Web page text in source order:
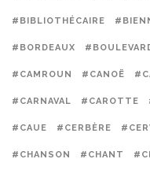
#BIBLIOTHÉCAIRE
#BORDEAUX
#CAMROUN #CANOË
#CARNAVAL #CAROTTE
#CAUE #CERBÈRE
#CHANSON #CHANT